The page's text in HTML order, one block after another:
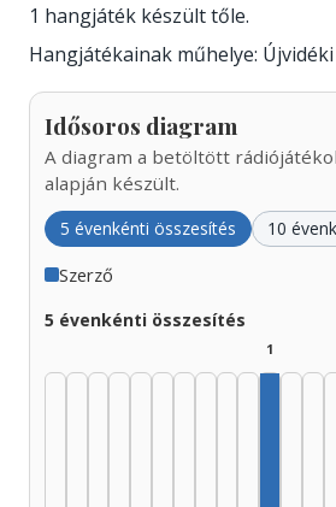
1 hangjáték készült tőle.
Hangjátékainak műhelye: Újvidéki
Idősoros diagram
A diagram a betöltött
alapján készült.
5 évenkénti összesítés 10
Szerző
5 évenkénti összesítés
1